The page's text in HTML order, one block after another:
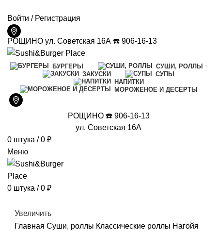
Войти / Регистрация
РОЩИНО ул. Советская 16А ☎️ 906-16-13
БУРГЕРЫ
СУШИ, РОЛЛЫ
ЗАКУСКИ
СУПЫ
НАПИТКИ
МОРОЖЕНОЕ И ДЕСЕРТЫ
РОЩИНО ☎️ 906-16-13
ул. Советская 16А
0 штука / 0 ₽
Меню
0 штука / 0 ₽
Увеличить
Главная Суши, роллы Классические роллы Нагойя